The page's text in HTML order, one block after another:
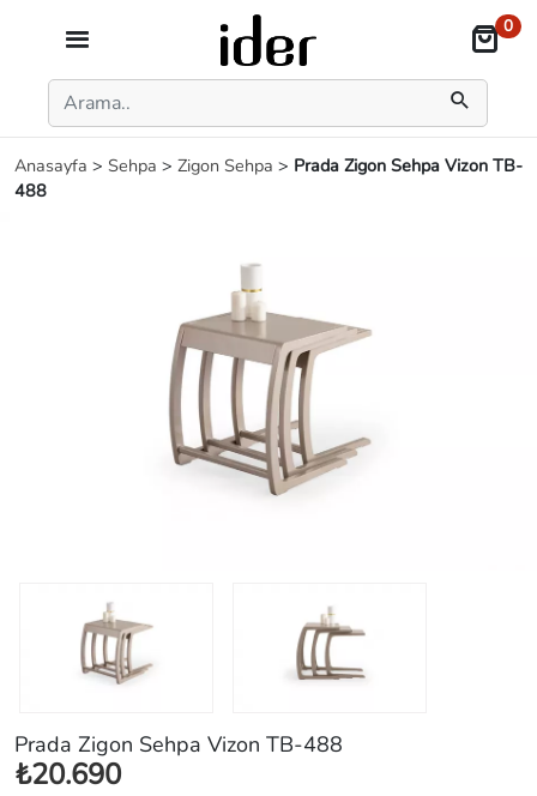
0
Anasayfa > Sehpa > Zigon Sehpa > Prada Zigon Sehpa Vizon TB-
488
Prada Zigon Sehpa Vizon TB-488
₺20.690